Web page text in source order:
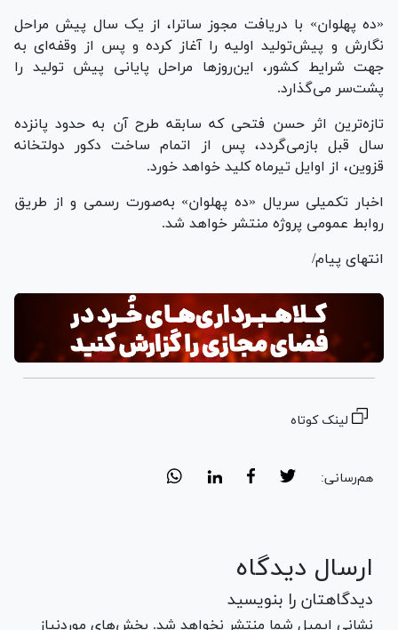
«ده پهلوان» با دریافت مجوز ساترا، از یک سال پیش مراحل
نگارش و پیش‌تولید اولیه را آغاز کرده و پس از وقفه‌ای به
جهت شرایط کشور، این‌روزها مراحل پایانی پیش تولید را
پشت‌سر می‌گذارد.
تازه‌ترین اثر حسن فتحی که سابقه طرح آن به حدود پانزده
سال قبل بازمی‌گردد، پس از اتمام ساخت دکور دولتخانه
قزوین، از اوایل تیرماه کلید خواهد خورد.
اخبار تکمیلی سریال «ده پهلوان» به‌صورت رسمی و از طریق
روابط عمومی پروژه منتشر خواهد شد.
انتهای پیام/
لینک کوتاه
هم‌رسانی:
ارسال دیدگاه
دیدگاهتان را بنویسید
نشانی ایمیل شما منتشر نخواهد شد. بخش‌های موردنیاز